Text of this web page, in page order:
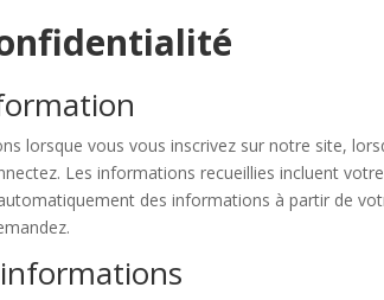
lorsque vous vous inscrivez sur notre site,
Les informations recueillies incluent
des informations à partir de